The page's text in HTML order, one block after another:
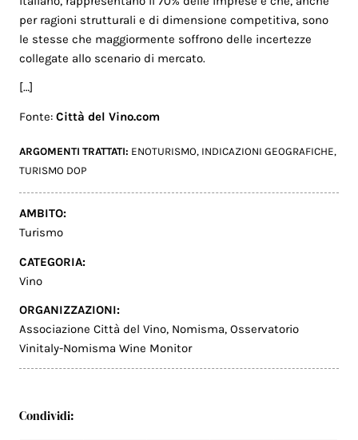
per ragioni strutturali e di dimensione competitiva, sono
le stesse che maggiormente soffrono delle incertezze
collegate allo scenario di mercato.
[…]
Fonte:Città del Vino.com
ARGOMENTI TRATTATI: ENOTURISMO, INDICAZIONI GEOGRAFICHE,
TURISMO DOP
AMBITO:
Turismo
CATEGORIA:
Vino
ORGANIZZAZIONI:
Associazione Città del Vino, Nomisma,Osservatorio
Vinitaly-Nomisma Wine Monitor
Condividi: